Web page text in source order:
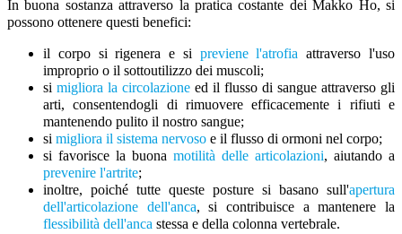
In buona sostanza attraverso la pratica costante dei Makko Ho, si
possono ottenere questi benefici:
il corpo si rigenera e si previene l'atrofia attraverso l'uso
improprio o il sottoutilizzo dei muscoli;
si migliora la circolazione ed il flusso di sangue attraverso gli
arti, consentendogli di rimuovere efficacemente i rifiuti e
mantenendo pulito il nostro sangue;
si migliora il sistema nervoso e il flusso di ormoni nel corpo;
si favorisce la buona motilità delle articolazioni, aiutando a
prevenire l'artrite;
inoltre, poiché tutte queste posture si basano sull'apertura
dell'articolazione dell'anca, si contribuisce a mantenere la
flessibilità dell'anca stessa e della colonna vertebrale.